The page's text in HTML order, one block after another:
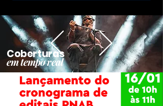
Coberturas
em tempo real